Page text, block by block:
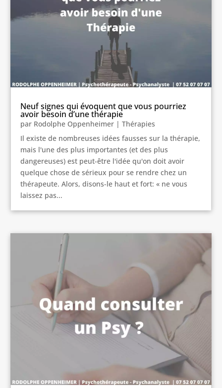
Neuf signes qui évoquent que vous pourriez
avoir besoin d’une thérapie
par Rodolphe Oppenheimer |Thérapies
Il existe de nombreuses idées fausses sur la thérapie,
mais l'une des plus importantes (et des plus
dangereuses) est peut-être l'idée qu'on doit avoir
quelque chose de sérieux pour se rendre chez un
thérapeute. Alors, disons-le haut et fort: « ne vous
laissez pas...